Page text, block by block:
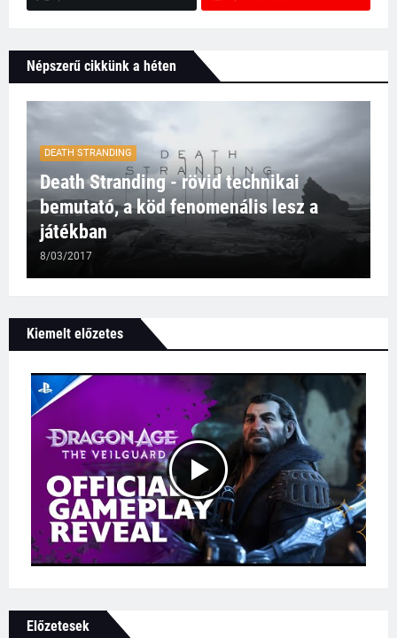
Népszerű cikkünk a héten
DEATH STRANDING
Death Stranding - rövid technikai
bemutató, a köd fenomenális lesz a
játékban
8/03/2017
Kiemelt előzetes
Előzetesek